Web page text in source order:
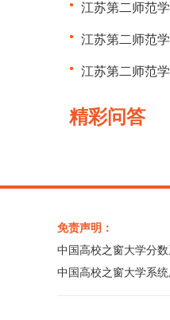
江苏第二师范
江苏第二师范
江苏第二师范学院
精彩问答
免责声明：
中国高校之窗大学分
中国高校之窗大学系